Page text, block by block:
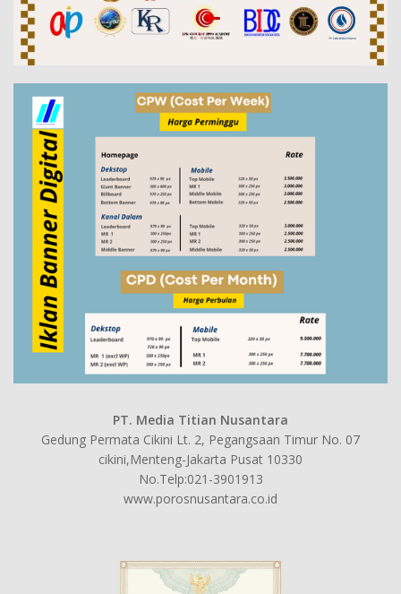
PT. Media Titian Nusantara
Gedung Permata Cikini Lt. 2, Pegangsaan Timur No. 07
cikini,Menteng-Jakarta Pusat 10330
No.Telp:021-3901913
www.porosnusantara.co.id